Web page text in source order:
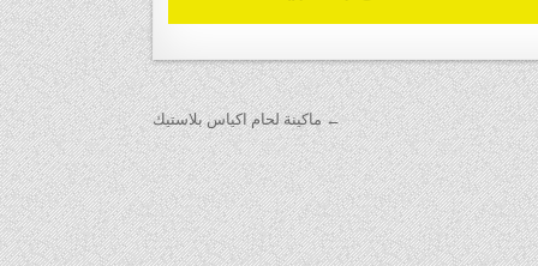
← ماكينة لحام اكياس بلاستيك